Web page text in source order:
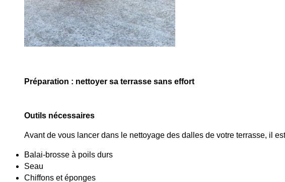
Préparation : nettoyer sa terrasse sans effort
Outils nécessaires
Avant de vous lancer dans le nettoyage des dalles de votre terrasse, il
Balai-brosse à poils durs
Seau
Chiffons et éponges